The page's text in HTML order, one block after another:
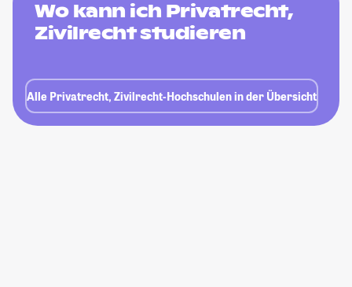
Wo kann ich Privatrecht,
Zivilrecht studieren
Alle Privatrecht, Zivilrecht-Hochschulen in der Übersicht